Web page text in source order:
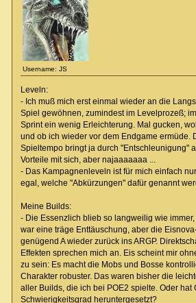
Username: JS
Leveln:
- Ich muß mich erst einmal wieder an die
Spiel gewöhnen, zumindest im Levelprozeß;
Sprint ein wenig Erleichterung. Mal gucken,
und ob ich wieder vor dem Endgame ermüde.
Spieltempo bringt ja durch "Entschleunigung"
Vorteile mit sich, aber najaaaaaaa ...
- Das Kampagnenleveln ist für mich einfach
egal, welche "Abkürzungen" dafür genannt
Meine Builds:
- Die Essenzlich blieb so langweilig wie
war eine träge Enttäuschung, aber die
genügend A wieder zurück ins ARGP.
Effekten sprechen mich an. Eis scheint mir
zu sein: Es macht die Mobs und Bosse
Charakter robuster. Das waren bisher die
aller Builds, die ich bei POE2 spielte. Oder hat
Schwierigkeitsgrad heruntergesetzt?